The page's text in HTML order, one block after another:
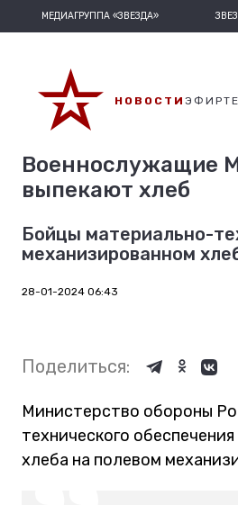
МЕДИАГРУППА «ЗВЕЗДА»
НОВОСТИ ЭФИР
Военнослужащие
выпекают хлеб
Бойцы материально-
механизированном
28-01-2024 06:43
Поделиться:
Министерство обороны
технического
хлеба на полевом